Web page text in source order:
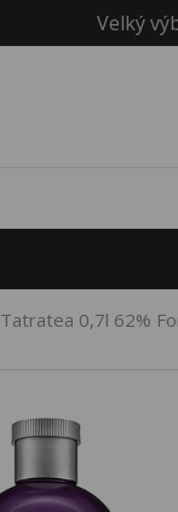
Velký
Tatratea 0,7l 62%